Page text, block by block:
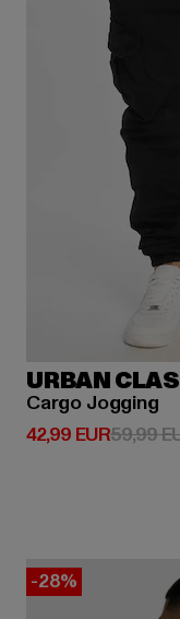
URBAN
Cargo Jogging
42,99 EUR
Derzeitiger Preis:
59,99
-28%